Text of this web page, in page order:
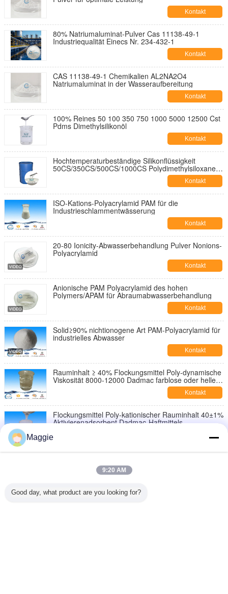
Kontakt
80% Natriumaluminat-Pulver Cas 11138-49-1
Industriequalität Einecs Nr. 234-432-1
Kontakt
CAS 11138-49-1 Chemikalien AL2NA2O4
Natriumaluminat in der Wasseraufbereitung
Kontakt
100% Reines 50 100 350 750 1000 5000 12500 Cst
Pdms Dimethylsilikonöl
Kontakt
Hochtemperaturbeständige Silikonflüssigkeit
50CS/350CS/500CS/1000CS Polydimethylsiloxanen
Kontakt
ISO-Kations-Polyacrylamid PAM für die
Industrieschlammentwässerung
Kontakt
20-80 Ionicity-Abwasserbehandlung Pulver Nonions-
Polyacrylamid
Kontakt
Anionische PAM Polyacrylamid des hohen
Polymers/APAM für Abraumabwasserbehandlung
Kontakt
Solid≥90% nichtionogene Art PAM-Polyacrylamid für
industrielles Abwasser
Kontakt
Rauminhalt ≥ 40% Flockungsmittel Poly-dynamische
Viskosität 8000-12000 Dadmac farblose oder helle
Kontakt
Flockungsmittel Poly-kationischer Rauminhalt 40±1%
Aktivierenadsorbent Dadmac-Haftmittels
Dadmac-Haftmittel-Rauminhalt 40±1%
Kationisches Aktivierenadsorbent Poly-diallyl
Maggie
9:20 AM
Good day, what product are you looking for?